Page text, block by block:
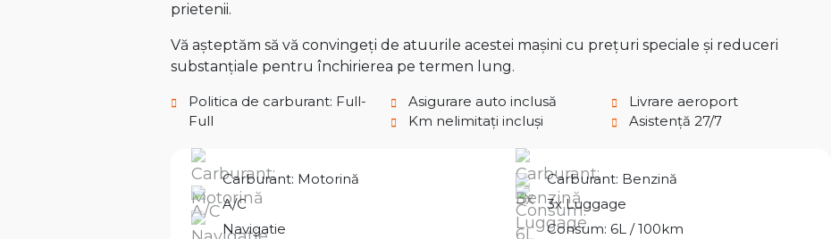
prietenii.
Vă așteptăm să vă convingeți de atuurile acestei mașini cu prețuri speciale și reduceri
substanțiale pentru închirierea pe termen lung.
Politica de carburant: Full-
Full
Asigurare auto inclusă
Km nelimitați incluși
Livrare aeroport
Asistență 27/7
Carburant: Motorină
Carburant: Benzină
A/C
3x Luggage
Navigatie
Consum: 6L / 100km